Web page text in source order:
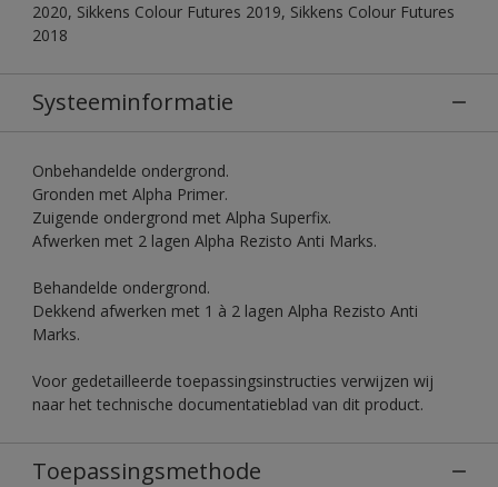
2020, Sikkens Colour Futures 2019, Sikkens Colour Futures
2018
Systeeminformatie
Onbehandelde ondergrond.
Gronden met Alpha Primer.
Zuigende ondergrond met Alpha Superfix.
Afwerken met 2 lagen Alpha Rezisto Anti Marks.
Behandelde ondergrond.
Dekkend afwerken met 1 à 2 lagen Alpha Rezisto Anti
Marks.
Voor gedetailleerde toepassingsinstructies verwijzen wij
naar het technische documentatieblad van dit product.
Toepassingsmethode